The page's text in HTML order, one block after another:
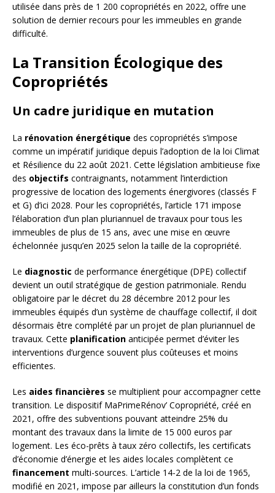
utilisée dans près de 1 200 copropriétés en 2022, offre une
solution de dernier recours pour les immeubles en grande
difficulté.
La Transition Écologique des
Copropriétés
Un cadre juridique en mutation
La rénovation énergétique des copropriétés s’impose
comme un impératif juridique depuis l’adoption de la loi Climat
et Résilience du 22 août 2021. Cette législation ambitieuse fixe
des objectifs contraignants, notamment l’interdiction
progressive de location des logements énergivores (classés F
et G) d’ici 2028. Pour les copropriétés, l’article 171 impose
l’élaboration d’un plan pluriannuel de travaux pour tous les
immeubles de plus de 15 ans, avec une mise en œuvre
échelonnée jusqu’en 2025 selon la taille de la copropriété.
Le diagnostic de performance énergétique (DPE) collectif
devient un outil stratégique de gestion patrimoniale. Rendu
obligatoire par le décret du 28 décembre 2012 pour les
immeubles équipés d’un système de chauffage collectif, il doit
désormais être complété par un projet de plan pluriannuel de
travaux. Cette planification anticipée permet d’éviter les
interventions d’urgence souvent plus coûteuses et moins
efficientes.
Les aides financières se multiplient pour accompagner cette
transition. Le dispositif MaPrimeRénov’ Copropriété, créé en
2021, offre des subventions pouvant atteindre 25% du
montant des travaux dans la limite de 15 000 euros par
logement. Les éco-prêts à taux zéro collectifs, les certificats
d’économie d’énergie et les aides locales complètent ce
financement multi-sources. L’article 14-2 de la loi de 1965,
modifié en 2021, impose par ailleurs la constitution d’un fonds